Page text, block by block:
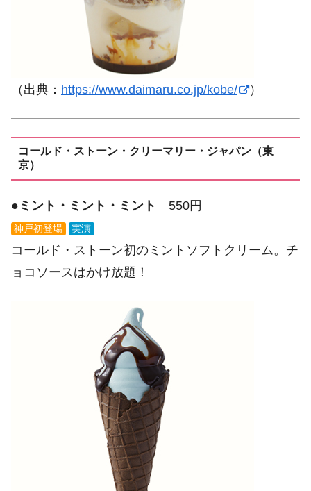
（出典： https://www.daimaru.co.jp/kobe/ ）
コールド・ストーン・クリーマリー・ジャパン（東
京）
● ミント・ミント・ミント 550円
神戸初登場 実演
コールド・ストーン初のミントソフトクリーム。チ
ョコソースはかけ放題！